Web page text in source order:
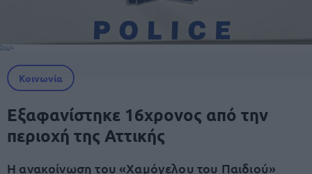
Κοινωνία
Εξαφανίστηκε 16χρονος από την
περιοχή της Αττικής
Η ανακοίνωση του «Χαμόγελου του Παιδιού»